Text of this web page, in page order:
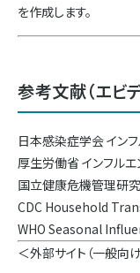
を作成します。
参考文献（エビデ
日本感染症学会 イン
厚生労働省 インフル
国立健康危機管理研究
CDC Household
WHO Seasonal
＜外部サイト（一般向